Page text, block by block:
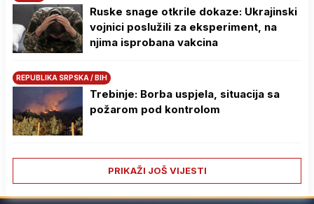
Ruske snage otkrile dokaze: Ukrajinski
vojnici poslužili za eksperiment, na
njima isprobana vakcina
REPUBLIKA SRPSKA / BIH
Trebinje: Borba uspjela, situacija sa
požarom pod kontrolom
PRIKAŽI JOŠ VIJESTI